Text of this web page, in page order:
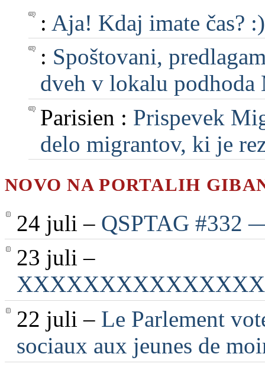
: Aja! Kdaj imate čas?
: Spoštovani,
dveh v lokalu
Parisien : Prispevek
delo migrantov, ki je
NOVO NA PORTALIH
24 juli – QSPTAG #332
23 juli –
22 juli – Le Parlement
sociaux aux jeunes de